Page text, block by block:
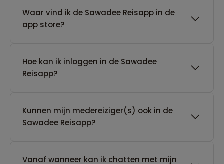
Waar vind ik de Sawadee Reisapp in de
app store?
Hoe kan ik inloggen in de Sawadee
Reisapp?
Kunnen mijn medereiziger(s) ook in de
Sawadee Reisapp?
Vanaf wanneer kan ik chatten met mijn